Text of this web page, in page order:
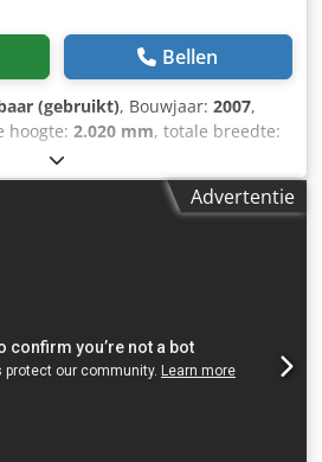
Bellen
(gebruikt), Bouwjaar: 2007,
hoogte: 2.020 mm, totale breedte:
4 mm
4.900 mm, CNC-ponsmachine,
BOSCHERT Compact 1000
1.000 × 2.000 mm en een
280 kN. De machine is geschikt
Compact 1000 die wij te koop
met ons op voor meer
in zeer goede staat •
Advertentie